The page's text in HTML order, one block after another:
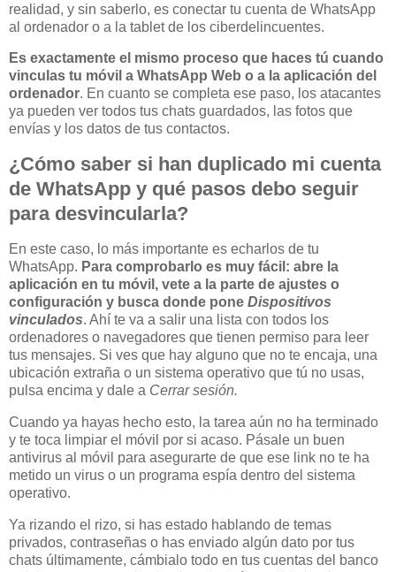
realidad, y sin saberlo, es conectar tu cuenta de WhatsApp
al ordenador o a la tablet de los ciberdelincuentes.
Es exactamente el mismo proceso que haces tú cuando
vinculas tu móvil a WhatsApp Web o a la aplicación del
ordenador. En cuanto se completa ese paso, los atacantes
ya pueden ver todos tus chats guardados, las fotos que
envías y los datos de tus contactos.
¿Cómo saber si han duplicado mi cuenta
de WhatsApp y qué pasos debo seguir
para desvincularla?
En este caso, lo más importante es echarlos de tu
WhatsApp. Para comprobarlo es muy fácil: abre la
aplicación en tu móvil, vete a la parte de ajustes o
configuración y busca donde pone Dispositivos
vinculados. Ahí te va a salir una lista con todos los
ordenadores o navegadores que tienen permiso para leer
tus mensajes. Si ves que hay alguno que no te encaja, una
ubicación extraña o un sistema operativo que tú no usas,
pulsa encima y dale a Cerrar sesión.
Cuando ya hayas hecho esto, la tarea aún no ha terminado
y te toca limpiar el móvil por si acaso. Pásale un buen
antivirus al móvil para asegurarte de que ese link no te ha
metido un virus o un programa espía dentro del sistema
operativo.
Ya rizando el rizo, si has estado hablando de temas
privados, contraseñas o has enviado algún dato por tus
chats últimamente, cámbialo todo en tus cuentas del banco